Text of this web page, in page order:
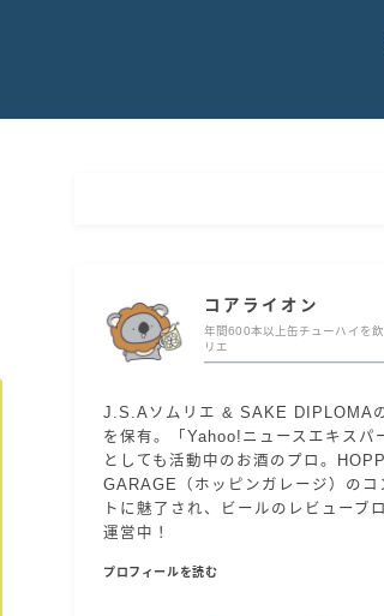
コアライオン
年間600本以上缶チューハイを飲
リエ
J.S.Aソムリエ & SAKE DIPLOMA
を保有。「Yahoo!ニュースエキスパ
としても活動中のお酒のプロ。
GARAGE（ホッピンガレージ）のコ
トに魅了され、ビールのレビューブ
運営中！
プロフィールを読む